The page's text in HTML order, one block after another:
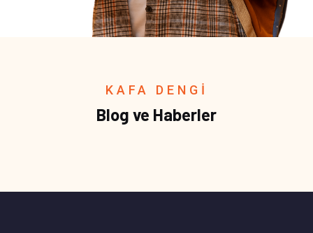
KAFA DENGİ
Blog ve Haberler